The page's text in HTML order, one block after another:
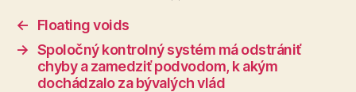
←
Floating voids
→ Spoločný kontrolný systém má odstrániť
chyby a zamedziť podvodom, k akým
dochádzalo za bývalých vlád